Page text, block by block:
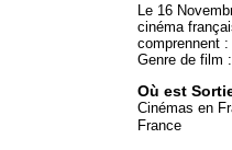
Le 16
cinéma
comprennent
Genre de film
Où est
Cinémas en
France